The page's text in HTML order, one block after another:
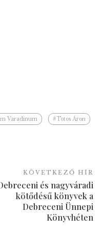
Varadinum #Totos Áron
KÖVETKEZŐ HÍR
és nagyváradi
kötődésű könyvek a
Debreceni Ünnepi
Könyvhéten